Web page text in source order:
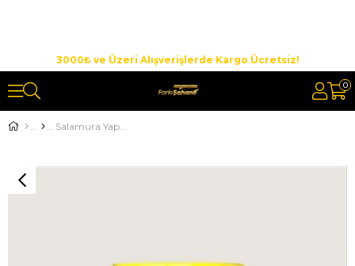
3000₺ ve Üzeri Alışverişlerde Kargo Ücretsiz!
0
Salamura Yaprak 3000gr